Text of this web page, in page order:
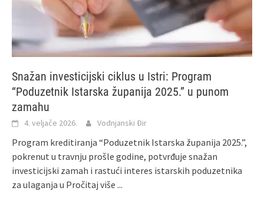
Snažan investicijski ciklus u Istri: Program
“Poduzetnik Istarska županija 2025.” u punom
zamahu
4. veljače 2026. Vodnjanski Đir
Program kreditiranja “Poduzetnik Istarska županija 2025.”,
pokrenut u travnju prošle godine, potvrđuje snažan
investicijski zamah i rastući interes istarskih poduzetnika
za ulaganja u Pročitaj više ...